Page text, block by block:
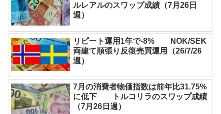
ルレアルのスワップ成績（7月26日
週）
リピート運用1年で-8% NOK/SEK
両建て順張り反復売買運用（26/7/26
週）
7月の消費者物価指数は前年比31.75%
に低下 トルコリラのスワップ成績
（7月26日週）